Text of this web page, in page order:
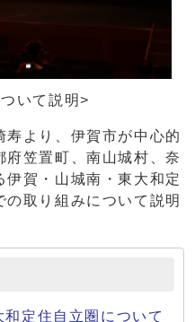
いて説明>
より、伊賀市が中心的
府笠置町、南山城村、奈
伊賀・山城南・東大和定
取り組みについて説明
定住自立圏について